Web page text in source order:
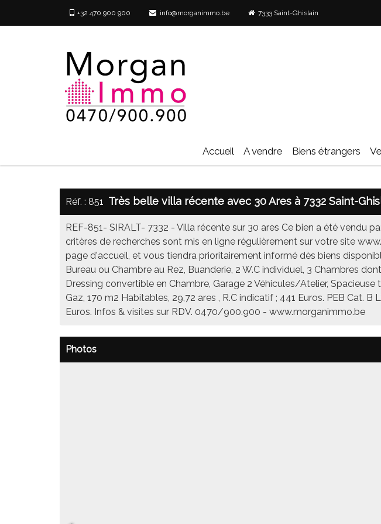
+32 470 900 900 info@morganimmo.be 7333 Saint-Ghislain
Accueil A vendre Biens étrangers
Réf. : 851 Très belle villa récente avec 30 Ares à 7332 Saint-
REF-851- SIRALT- 7332 - Villa récente sur 30 ares Ce bien a été vendu
critères de recherches sont mis en ligne régulièrement sur votre site
page d'accueil, et vous tiendra prioritairement informé dès biens
Bureau ou Chambre au Rez, Buanderie, 2 W.C individuel, 3 Chambres
Dressing convertible en Chambre, Garage 2 Véhicules/Atelier,
Gaz, 170 m2 Habitables, 29,72 ares , R.C indicatif ; 441 Euros. PEB Cat.
Euros. Infos & visites sur RDV. 0470/900.900 - www.morganimmo.be
Photos